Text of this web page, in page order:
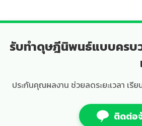
รับทำดุษฎีนิพนธ์แบบครบ
ประกันคุณผลงาน ช่วยลดระยะเวลา เ
ติดต่อ